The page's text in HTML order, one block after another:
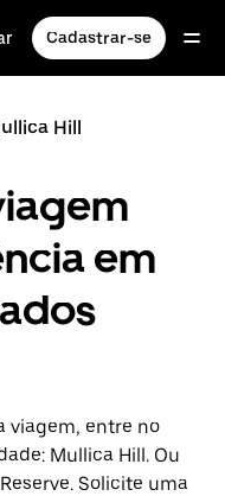
Cadastrar-se
Hill
em
viagem, entre no
Mullica Hill. Ou
Solicite uma